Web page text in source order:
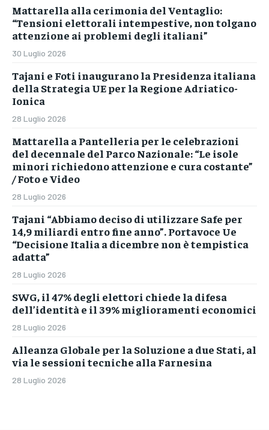
Mattarella alla cerimonia del Ventaglio:
“Tensioni elettorali intempestive, non tolgano
attenzione ai problemi degli italiani”
30 Luglio 2026
Tajani e Foti inaugurano la Presidenza italiana
della Strategia UE per la Regione Adriatico-
Ionica
28 Luglio 2026
Mattarella a Pantelleria per le celebrazioni
del decennale del Parco Nazionale: “Le isole
minori richiedono attenzione e cura costante”
/ Foto e Video
28 Luglio 2026
Tajani “Abbiamo deciso di utilizzare Safe per
14,9 miliardi entro fine anno”. Portavoce Ue
“Decisione Italia a dicembre non è tempistica
adatta”
28 Luglio 2026
SWG, il 47% degli elettori chiede la difesa
dell’identità e il 39% miglioramenti economici
28 Luglio 2026
Alleanza Globale per la Soluzione a due Stati, al
via le sessioni tecniche alla Farnesina
28 Luglio 2026